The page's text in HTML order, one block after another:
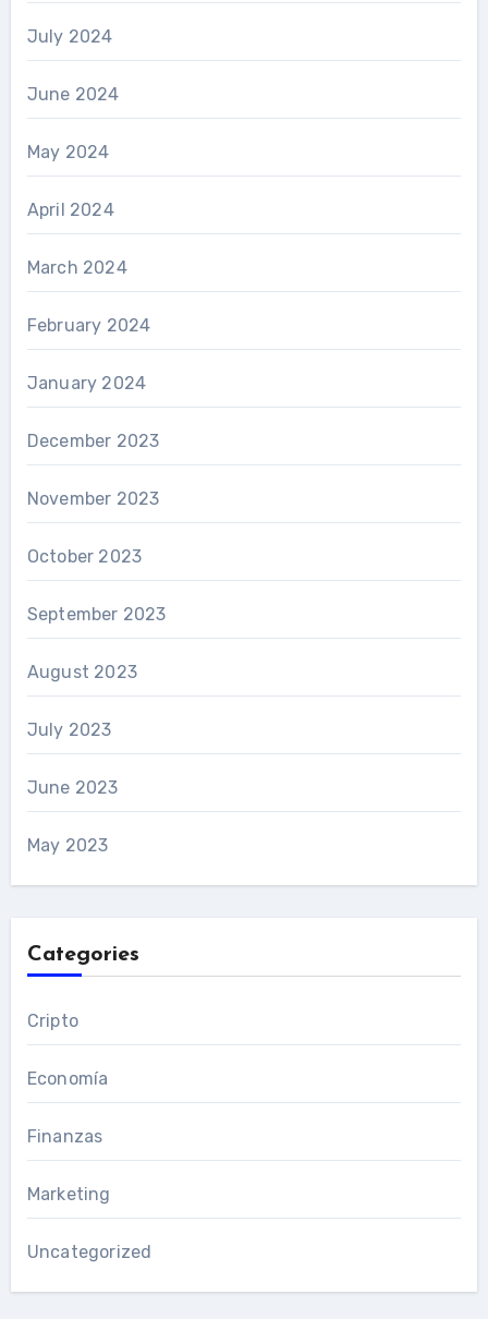
July 2024
June 2024
May 2024
April 2024
March 2024
February 2024
January 2024
December 2023
November 2023
October 2023
September 2023
August 2023
July 2023
June 2023
May 2023
Categories
Cripto
Economía
Finanzas
Marketing
Uncategorized